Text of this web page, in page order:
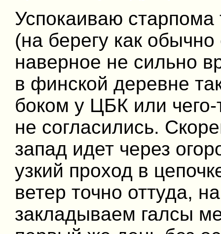
Успокаиваю старпома
(на берегу как
наверное не сильно
в финской деревне
боком у ЦБК или
не согласились.
запад идет через
узкий проход в
ветер точно оттуда,
закладываем галсы